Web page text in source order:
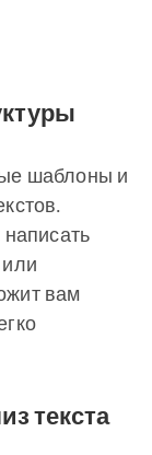
шаблоны и
вам
текста